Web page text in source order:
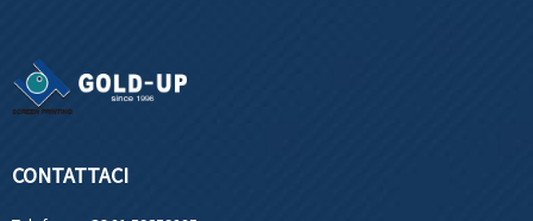
CONTATTACI